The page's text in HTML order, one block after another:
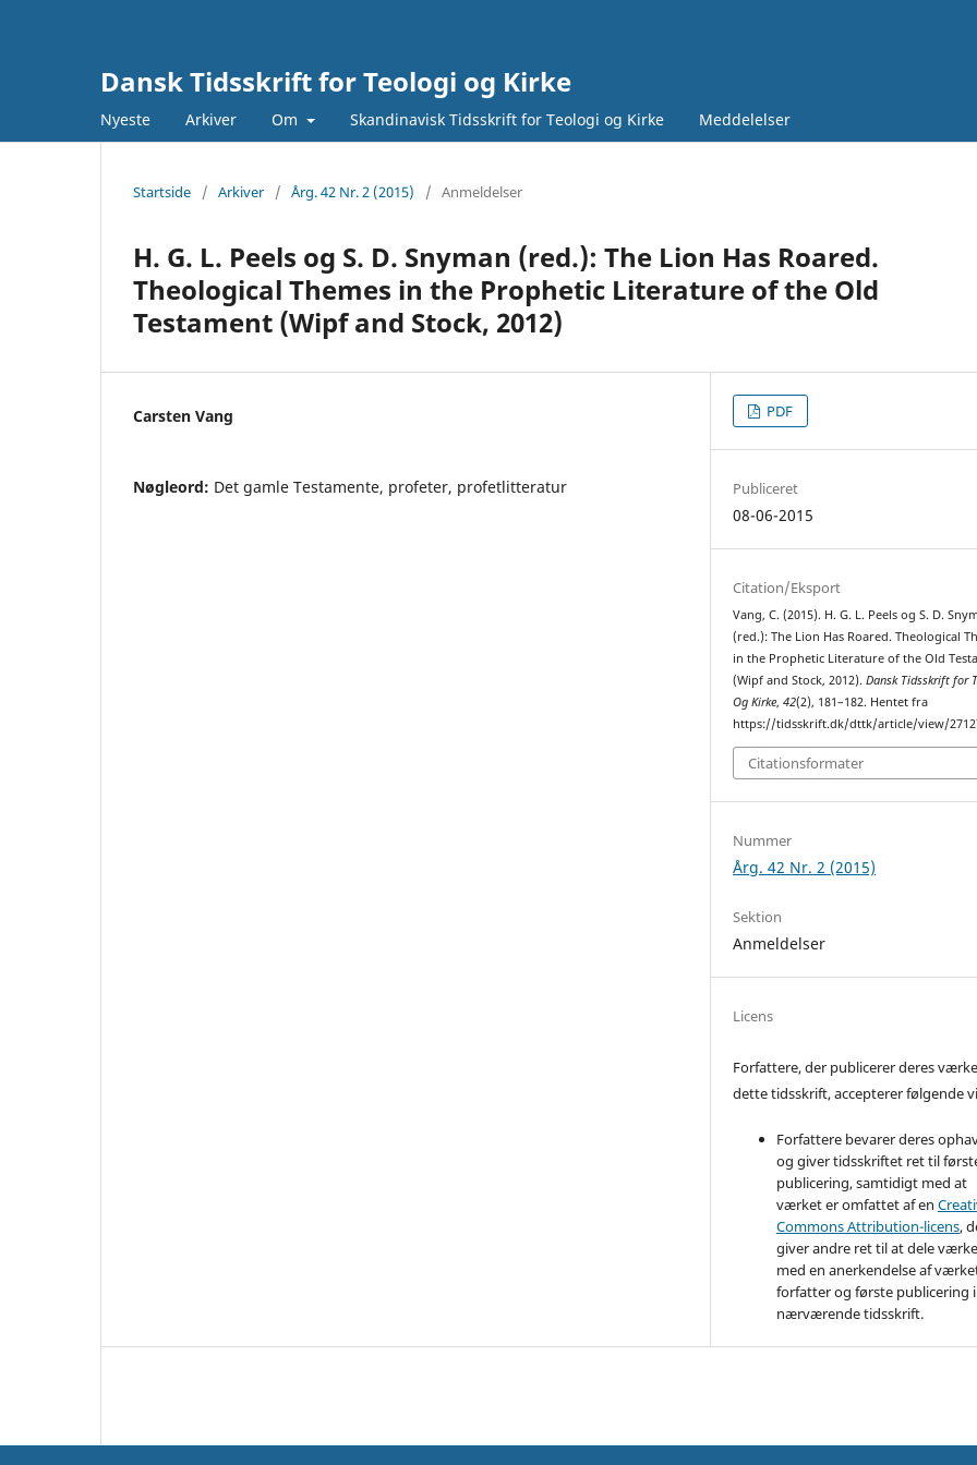
Dansk Tidsskrift for Teologi og Kirke
Nyeste Arkiver Om Skandinavisk Tidsskrift for Teologi og Kirke Meddelelser
Startside / Arkiver / Årg. 42 Nr. 2 (2015) / Anmeldelser
H. G. L. Peels og S. D. Snyman (red.): The Lion Has Roared.
Theological Themes in the Prophetic Literature of the Old
Testament (Wipf and Stock, 2012)
Carsten Vang
Nøgleord: Det gamle Testamente, profeter, profetlitteratur
PDF
Publiceret
08-06-2015
Citation/Eksport
Vang, C. (2015). H. G. L. Peels og S. D.
(red.): The Lion Has Roared. Theological
in the Prophetic Literature of the Old
(Wipf and Stock, 2012).Dansk Tidsskrift for
Og Kirke,42(2), 181–182. Hentet fra
https://tidsskrift.dk/dttk/article/view/
Citationsformater
Nummer
Årg. 42 Nr. 2 (2015)
Sektion
Anmeldelser
Licens
Forfattere, der publicerer deres
dette tidsskrift, accepterer følgende
Forfattere bevarer deres
og giver tidsskriftet ret til
publicering, samtidigt med at
værket er omfattet af en
Commons Attribution-licens,
giver andre ret til at dele
med en anerkendelse af
forfatter og første publicering i
nærværende tidsskrift.